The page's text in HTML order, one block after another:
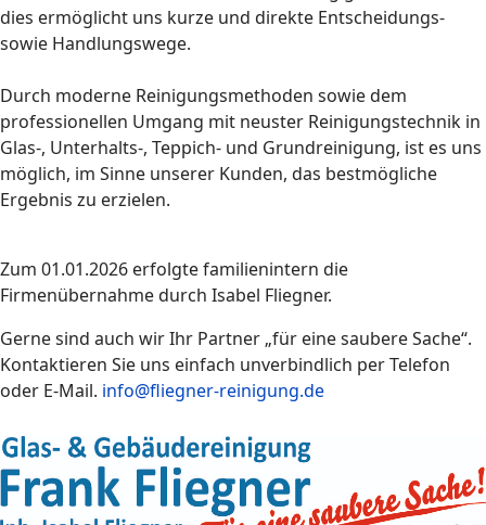
dies ermöglicht uns kurze und direkte Entscheidungs-
sowie Handlungswege.
Durch moderne Reinigungsmethoden sowie dem
professionellen Umgang mit neuster Reinigungstechnik in
Glas-, Unterhalts-, Teppich- und Grundreinigung, ist es uns
möglich, im Sinne unserer Kunden, das bestmögliche
Ergebnis zu erzielen.
Zum 01.01.2026 erfolgte familienintern die
Firmenübernahme durch Isabel Fliegner.
Gerne sind auch wir Ihr Partner „für eine saubere Sache“.
Kontaktieren Sie uns einfach unverbindlich per Telefon
oder E-Mail. info@fliegner-reinigung.de